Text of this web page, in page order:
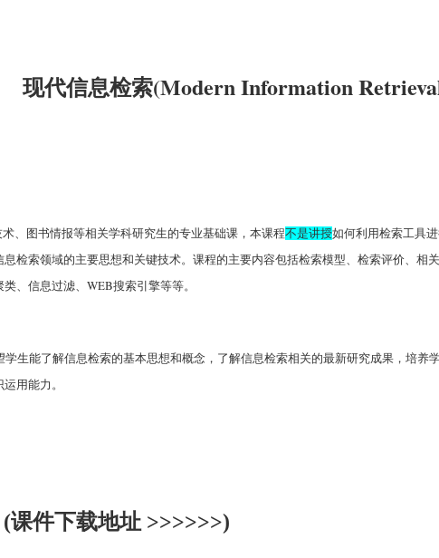
现代信息检索(Modern Information
、图书情报等相关学科研究生的专业基础课，本课程不是讲授如何利用检索工具
检索领域的主要思想和关键技术。课程的主要内容包括检索模型、检索评价、相
、信息过滤、 WEB搜索引擎等等。
学生能了解信息检索的基本思想和概念，了解信息检索相关的最新研究成果，培养
用能力。
课件下载地址 >>>>>>)